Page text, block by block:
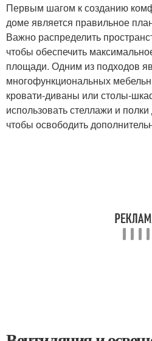
Первым шагом к созданию
доме является правильное
Важно распределить
чтобы обеспечить
площади. Одним из подходов
многофункциональных
кровати-диваны или столы-
использовать стеллажи и
чтобы освободить